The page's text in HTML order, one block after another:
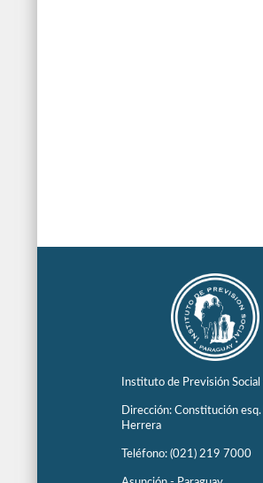
Instituto de Previsión
Dirección: Constitución
Herrera
Teléfono: (021) 219 7000